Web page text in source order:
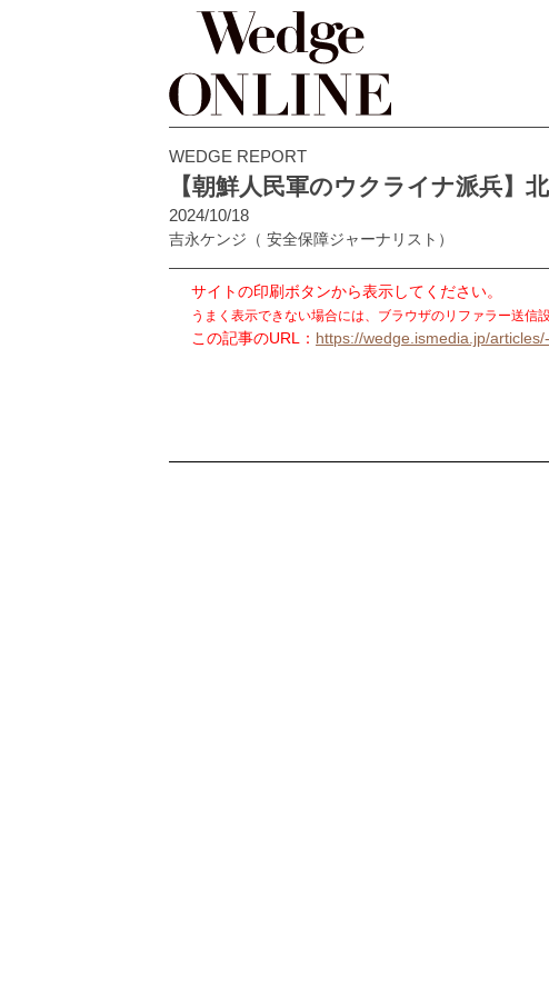
WEDGE REPORT
【朝鮮人民軍のウクライナ派兵】
2024/10/18
吉永ケンジ （ 安全保障ジャーナリスト）
サイトの印刷ボタンから表示してください。
うまく表示できない場合には、ブラウザのリファラー送信
この記事のURL： https://wedge.ismedia.jp/